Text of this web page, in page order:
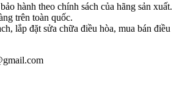
hành theo chính sách của hãng sản xuất.
trên toàn quốc.
lắp đặt sửa chữa điều hòa, mua bán điều